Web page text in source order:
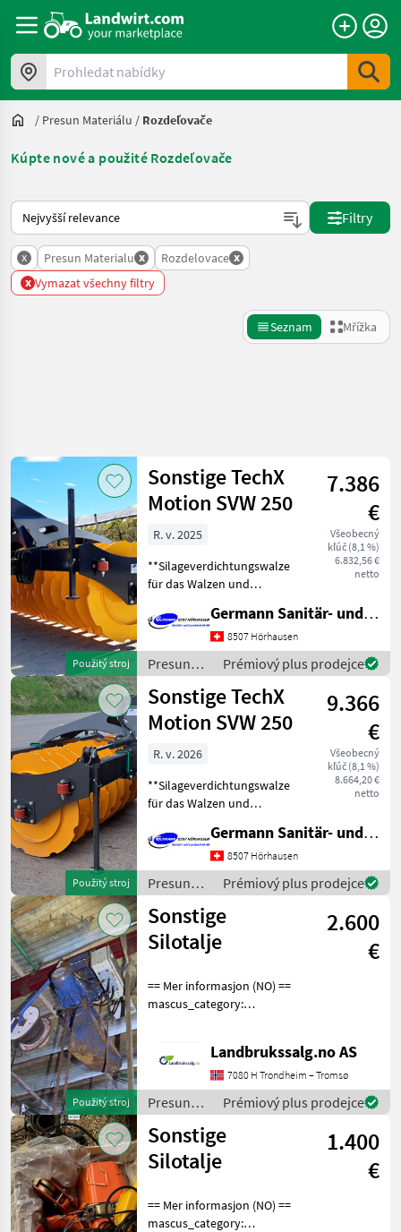
Prohledat nabídky
/ Presun Materiálu / Rozdeľovače
Kúpte nové a použité Rozdeľovače
Takto se řadí nabídky na Landwirt.com
Filtry
x Presun Materialu x Rozdelovace x
x Vymazat všechny filtry
Seznam Mřížka
Kategorie 3 Země Filtry
AKTUÁLNÍ
CESTA
poľnohospodárska
technika
Presun
Materialu
Rozdelovace
VYBRAT
KATEGORII
Rozdeľovače
4
MARKETPLACE
Marketplace
Nabídky
prodejců
Inzeráty
Obnovit
Zobrazit
výsledků
Použitý stroj
Sonstige TechX
Motion SVW 250
7.386
€
Všeobecný
kľúč (8,1 %)
6.832,56 €
netto
R. v. 2025
**Silageverdichtungswalze
für das Walzen und
Maissilage** __Silowalze
TechX Motion SVW 250__
Leergewicht 1500 kg
Maximalgewicht 2500 kg
Germann Sanitär- und Landtechnik AG
8507 Hörhausen
Presun
materiálu
/ Sonstige
Prémiový plus prodejce
Použitý stroj
Sonstige TechX
Motion SVW 250
9.366
€
Všeobecný
kľúč (8,1 %)
8.664,20 €
netto
R. v. 2026
**Silageverdichtungswalze
für das Walzen und
Maissilage** __Silowalze
TechX Motion SVW 250 H__
Leergewicht 1500 kg
Maximalgewicht 2500
Germann Sanitär- und Landtechnik AG
8507 Hörhausen
Presun
materiálu
/ Sonstige
Prémiový plus prodejce
Použitý stroj
Sonstige
Silotalje
2.600
€
== Mer informasjon (NO) ==
mascus_category:
number upon request: 7257
en.landbrukssalg.no/7257
for more images
Landbrukssalg.no AS
7080 H Trondheim – Tromsø
Presun
materiálu
/ Sonstige
Prémiový plus prodejce
Sonstige
Silotalje
1.400
€
== Mer informasjon (NO) ==
mascus_category: